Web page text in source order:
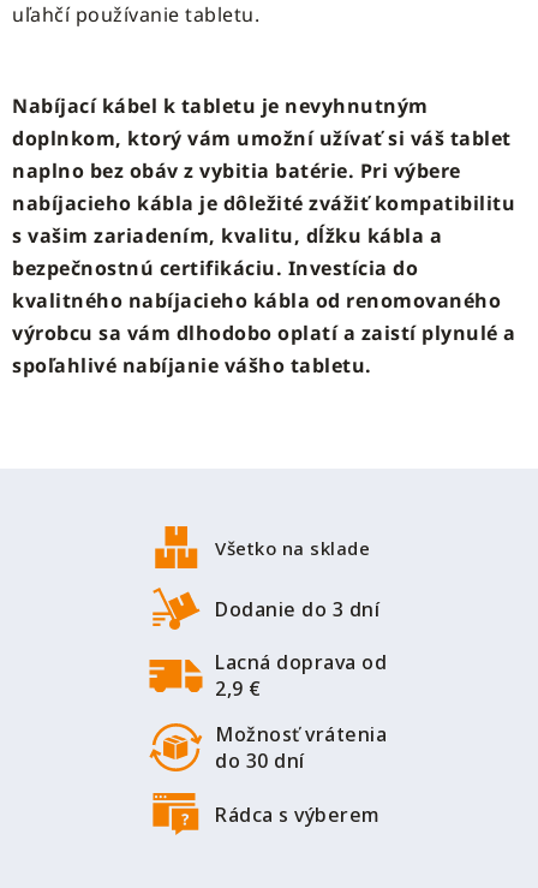
uľahčí používanie tabletu.
Nabíjací kábel k tabletu je nevyhnutným
doplnkom, ktorý vám umožní užívať si váš tablet
naplno bez obáv z vybitia batérie. Pri výbere
nabíjacieho kábla je dôležité zvážiť kompatibilitu
s vašim zariadením, kvalitu, dĺžku kábla a
bezpečnostnú certifikáciu. Investícia do
kvalitného nabíjacieho kábla od renomovaného
výrobcu sa vám dlhodobo oplatí a zaistí plynulé a
spoľahlivé nabíjanie vášho tabletu.
Všetko na sklade
Dodanie do 3 dní
Lacná doprava od
2,9 €
Možnosť vrátenia
do 30 dní
Rádca s výberem